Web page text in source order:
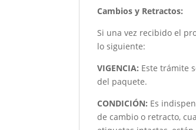
Cambios y Retractos:
Si una vez recibido el
lo siguiente:
VIGENCIA: Este trámite
del paquete.
CONDICIÓN: Es
de cambio o retracto,